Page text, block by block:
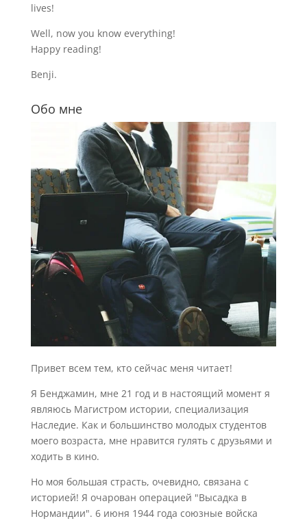
lives!
Well, now you know everything!
Happy reading!
Benji.
Обо мне
Привет всем тем, кто сейчас меня читает!
Я Бенджамин, мне 21 год и в настоящий момент я
являюсь Магистром истории, специализация
Наследие. Как и большинство молодых студентов
моего возраста, мне нравится гулять с друзьями и
ходить в кино.
Но моя большая страсть, очевидно, связана с
историей! Я очарован операцией "Высадка в
Нормандии". 6 июня 1944 года союзные войска